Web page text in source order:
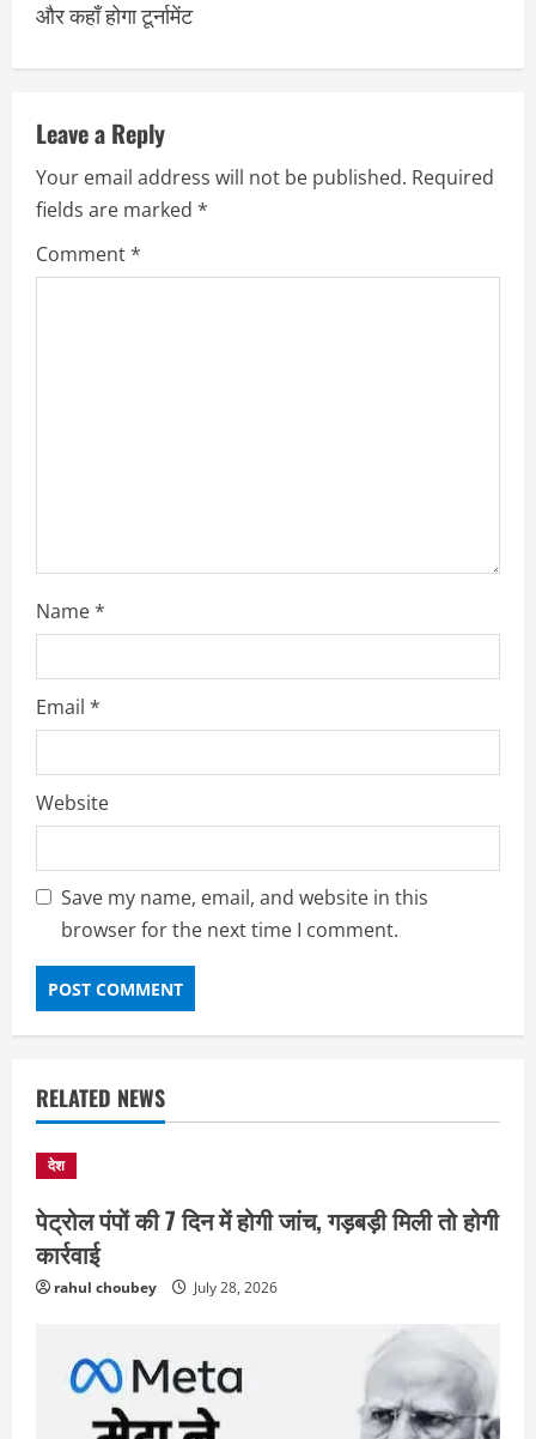
और कहाँ होगा टूर्नामेंट
Leave a Reply
Your email address will not be published. Required
fields are marked *
Comment*
Name*
Email *
Website
Save my name, email, and website in this
browser for the next time I comment.
RELATED NEWS
देश
पेट्रोल पंपों की 7 दिन में होगी जांच, गड़बड़ी मिली तो होगी
कार्रवाई
rahul choubey July 28, 2026